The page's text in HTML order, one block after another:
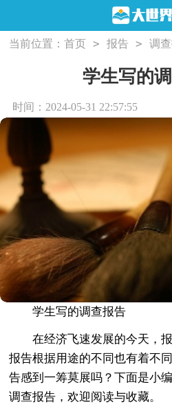
当前位置：首页 > 报告 > 调
学生写的
时间：2024-05-31 22:57:55
学生写的调查报告
在经济飞速发展的今天，
报告根据用途的不同也有着不
告感到一筹莫展吗？下面是小
调查报告，欢迎阅读与收藏。